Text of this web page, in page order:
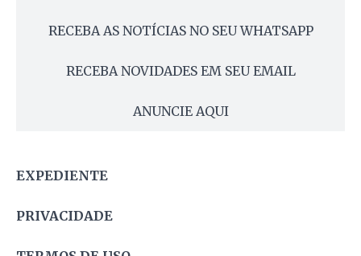
RECEBA AS NOTÍCIAS NO SEU WHATSAPP
RECEBA NOVIDADES EM SEU EMAIL
ANUNCIE AQUI
EXPEDIENTE
PRIVACIDADE